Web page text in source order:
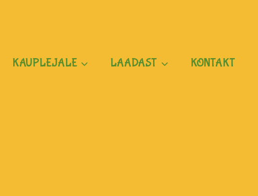
KAUPLEJALE LAADAST KONTAKT